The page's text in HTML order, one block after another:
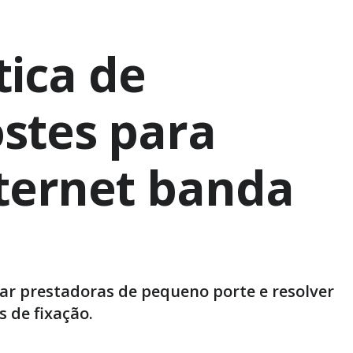
de
para
banda
prestadoras de pequeno porte e resolver
de fixação.